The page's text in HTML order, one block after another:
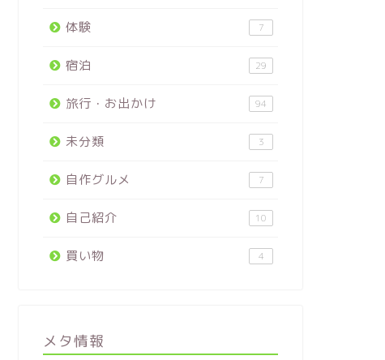
体験 7
宿泊 29
旅行・お出かけ 94
未分類 3
自作グルメ 7
自己紹介 10
買い物 4
メタ情報